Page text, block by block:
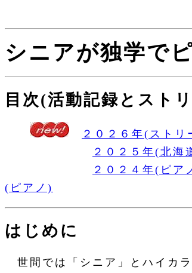
シニアが独学で
目次(活動記録とスト
２０２６年(ストリ
２０２５年(北海
２０２４年(ピア
(ピアノ)
はじめに
世間では「シニア」とハイカ